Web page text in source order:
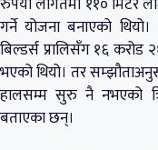
गर्ने योजना बनाएको
बिल्डर्स प्रालिसँग १६
भएको थियो। तर
हालसम्म सुरु नै नभएको
बताएका छन्।